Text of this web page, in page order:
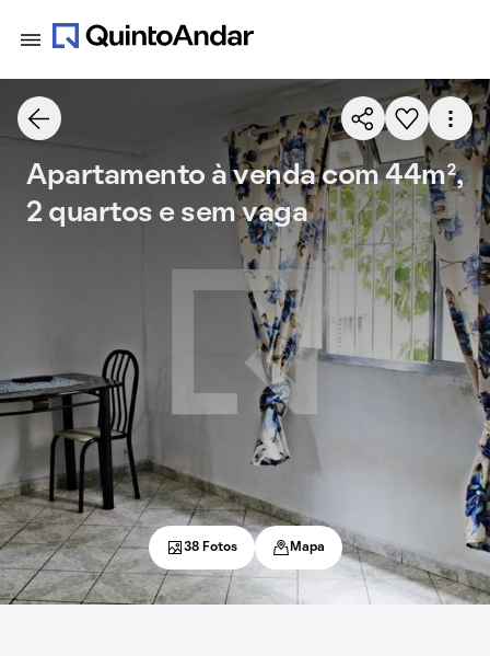
Apartamento à venda com 44m²,
2 quartos e sem vaga
38 Fotos Mapa